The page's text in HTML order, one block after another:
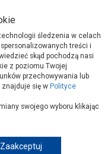
ręczne, warsztat
STALCO
śledzenia w celach
treści i
skąd pochodzą nasi
z poziomu Twojej
przechowywania lub
się w Polityce
swojego wyboru klikając
Zaakceptuj